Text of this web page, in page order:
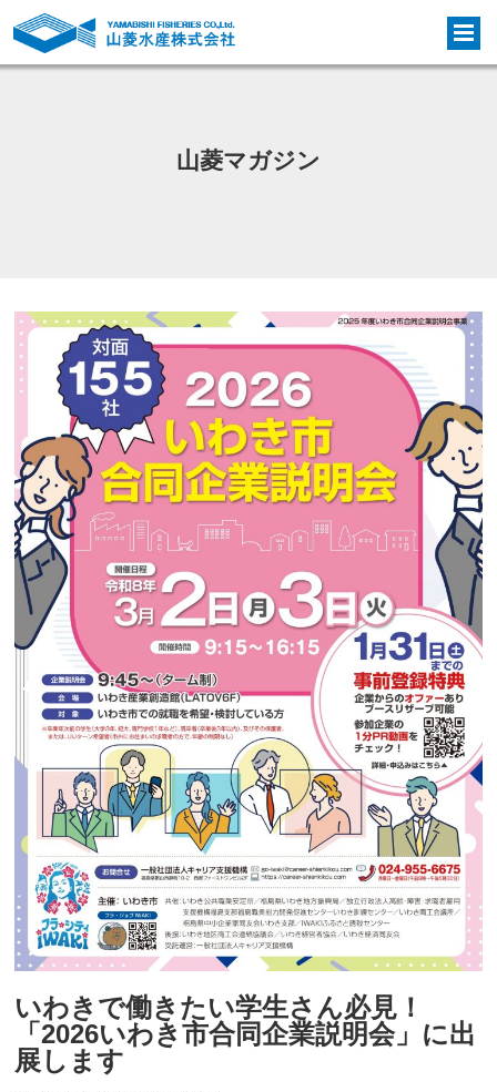
山菱マガジン
いわきで働きたい学生さん必見！
「2026いわき市合同企業説明会」に出
展します